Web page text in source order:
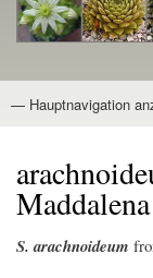
Hauptnavigation
— Hauptnavigation
Maddalena
S. arachnoideum